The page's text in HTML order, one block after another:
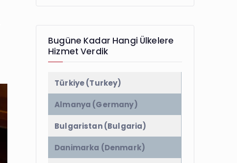
Bugüne Kadar Hangi Ülkelere
Hizmet Verdik
Türkiye (Turkey)
Almanya (Germany)
Bulgaristan (Bulgaria)
Danimarka (Denmark)